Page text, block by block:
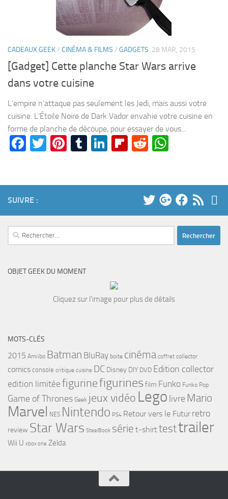
CADEAUX GEEK/ CINÉMA & FILMS / GADGETS 28 MAR, 2015
[Gadget] Cette planche Star Wars arrive
dans votre cuisine
L’empire n’attaque pas seulement les Jedi, mais aussi votre
cuisine. L’Étoile Noire de Dark Vador envahie votre cuisine en
forme de planche de découpe, pour essayer de vous...
Facebook
TwitterPinterest
TumblrLinkedIn
Flipboard
Reddit
SUIVRE :
Rechercher :
OBJET GEEK DU MOMENT
Cliquez sur l'image pour plus de détails
MOTS-CLÉS
2015 Amiibo Batman BluRay boite cinéma coffret collector
comics console critique cuisine DC Disney DIY DVD Edition collector
edition limitée figurinefigurines film Funko Funko Pop
Game of Thrones Geek jeux vidéo Lego livre Mario
Marvel NES Nintendo PS4 Retour vers le Futur retro
review Star Wars SteelBook série t-shirttesttrailer
Wii U xbox one Zelda